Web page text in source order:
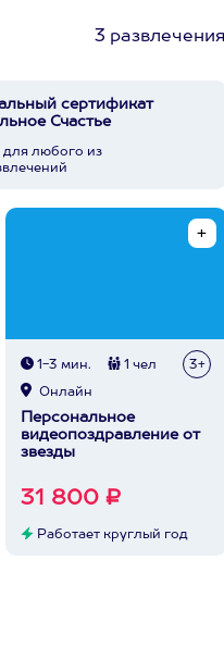
3
сертификат
Счастье
для любого из
1-3 мин. 1 чел 3+
Онлайн
Персональное
видеопоздравление от
звезды
31 800 ₽
Работает круглый год